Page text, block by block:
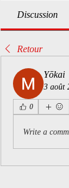
Discussion
Retour
Yōkai
3 août
0
Write a